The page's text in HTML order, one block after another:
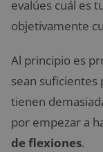
evalúes cuál es
objetivamente
Al principio es
sean suficientes
tienen
por empezar a
de flexiones.